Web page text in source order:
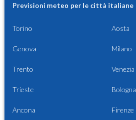
Previsioni meteo per le città italiane
Torino Aosta
Genova Milano
Trento Venezia
Trieste Bologna
Ancona Firenze